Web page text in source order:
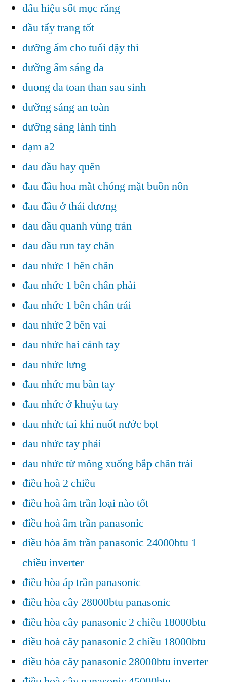
dấu hiệu sốt mọc răng
dầu tẩy trang tốt
dưỡng ẩm cho tuổi dậy thì
dưỡng ẩm sáng da
duong da toan than sau sinh
dưỡng sáng an toàn
dưỡng sáng lành tính
đạm a2
đau đầu hay quên
đau đầu hoa mắt chóng mặt buồn nôn
đau đầu ở thái dương
đau đầu quanh vùng trán
đau đầu run tay chân
đau nhức 1 bên chân
đau nhức 1 bên chân phải
đau nhức 1 bên chân trái
đau nhức 2 bên vai
đau nhức hai cánh tay
đau nhức lưng
đau nhức mu bàn tay
đau nhức ở khuỷu tay
đau nhức tai khi nuốt nước bọt
đau nhức tay phải
đau nhức từ mông xuống bắp chân trái
điều hoà 2 chiều
điều hoà âm trần loại nào tốt
điều hoà âm trần panasonic
điều hòa âm trần panasonic 24000btu 1
chiều inverter
điều hòa áp trần panasonic
điều hòa cây 28000btu panasonic
điều hòa cây panasonic 2 chiều 18000btu
điều hoà cây panasonic 2 chiều 18000btu
điều hòa cây panasonic 28000btu inverter